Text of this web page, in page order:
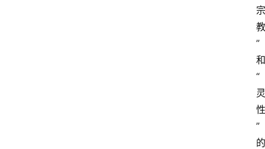
宗
教
”
和
“
灵
性
”
的